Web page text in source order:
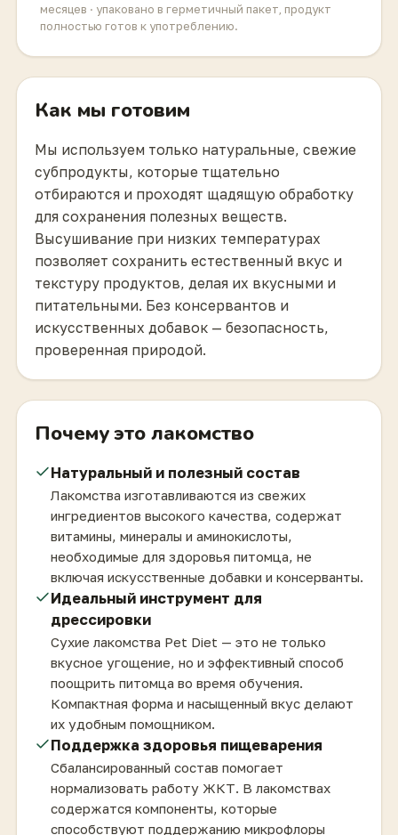
месяцев · упаковано в герметичный пакет, продукт
полностью готов к употреблению.
Как мы готовим
Мы используем только натуральные, свежие
субпродукты, которые тщательно
отбираются и проходят щадящую обработку
для сохранения полезных веществ.
Высушивание при низких температурах
позволяет сохранить естественный вкус и
текстуру продуктов, делая их вкусными и
питательными. Без консервантов и
искусственных добавок — безопасность,
проверенная природой.
Почему это лакомство
Натуральный и полезный состав
Лакомства изготавливаются из свежих
ингредиентов высокого качества, содержат
витамины, минералы и аминокислоты,
необходимые для здоровья питомца, не
включая искусственные добавки и консерванты.
Идеальный инструмент для
дрессировки
Сухие лакомства Pet Diet — это не только
вкусное угощение, но и эффективный способ
поощрить питомца во время обучения.
Компактная форма и насыщенный вкус делают
их удобным помощником.
Поддержка здоровья пищеварения
Сбалансированный состав помогает
нормализовать работу ЖКТ. В лакомствах
содержатся компоненты, которые
способствуют поддержанию микрофлоры